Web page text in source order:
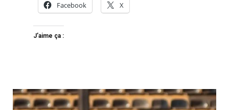
Facebook X
J’aime ça :